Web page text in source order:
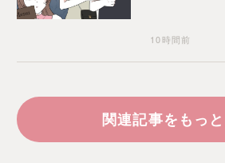
10時間前
関連記事をもっ